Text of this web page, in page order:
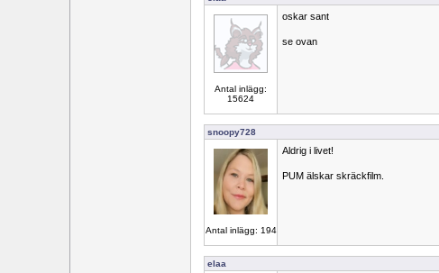
Antal inlägg:
15624
oskar sant
se ovan
snoopy728
Antal inlägg: 194
Aldrig i livet!
PUM älskar skräckfilm.
elaa